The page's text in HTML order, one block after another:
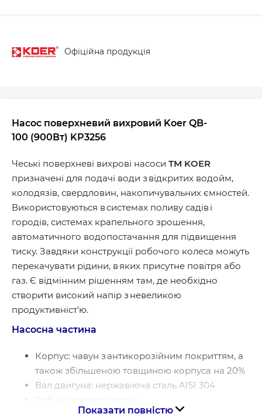
Офіційна продукція
Насос поверхневий вихровий Koer QB-
100 (900Вт) KP3256
Чеські поверхневi вихровi насоси ТМ KOER
призначені для подачі води з відкритих водойм,
колодязів, свердловин, накопичувальних ємностей.
Використовуються в системах поливу садів і
городів, системах крапельного зрошення,
автоматичного водопостачання для підвищення
тиску. Завдяки конструкції робочого колеса можуть
перекачувати рідини, в яких присутне повітря або
газ. Є відмінним рішенням там, де необхідно
створити високий напір з невеликою
продуктивніст’ю.
Насосна частина
Корпус: чавун з антикорозійним покриттям, а
також збільшеною товщиною корпуса на 20%
Вал двигуна: нержавіюча сталь AISI 304
Робоче колесо: латунь.
Показати повністю